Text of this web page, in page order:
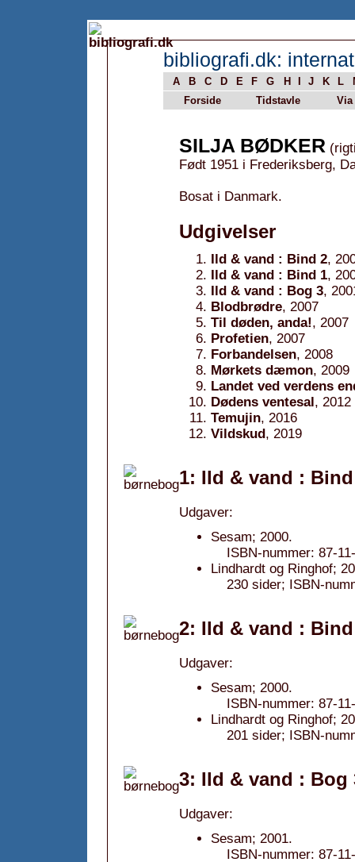
bibliografi.dk:
A B C D E F G H J K L
Forside
Tidstavle Via
SILJA BØDKER
Født 1951 i Frederiksberg,
Bosat i Danmark.
Udgivelser
Ild & vand : Bind 2,
Ild & vand : Bind 1,
Ild & vand : Bog 3,
Blodbrødre, 2007
Til døden, anda!, 2007
Profetien, 2007
Forbandelsen, 2008
Mørkets dæmon, 2009
Landet ved verdens
Dødens ventesal, 2012
Temujin, 2016
Vildskud, 2019
1: Ild & vand : Bind
Udgaver:
Sesam; 2000.
ISBN-nummer: 87-
Lindhardt og Ringhof;
230 sider; ISBN-
2: Ild & vand : Bind
Udgaver:
Sesam; 2000.
ISBN-nummer: 87-
Lindhardt og Ringhof;
201 sider; ISBN-
3: Ild & vand : Bog
Udgaver:
Sesam; 2001.
ISBN-nummer: 87-